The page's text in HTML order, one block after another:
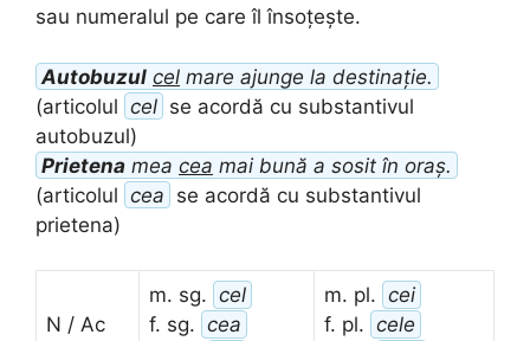
sau numeralul pe care îl însoțește.
Autobuzul cel mare ajunge la destinație.
(articolul cel se acordă cu substantivul
autobuzul)
Prietena mea cea mai bună a sosit în oraș.
(articolul cea se acordă cu substantivul
prietena)
N / Ac
m. sg. cel
f. sg. cea
m. pl. cei
f. pl. cele